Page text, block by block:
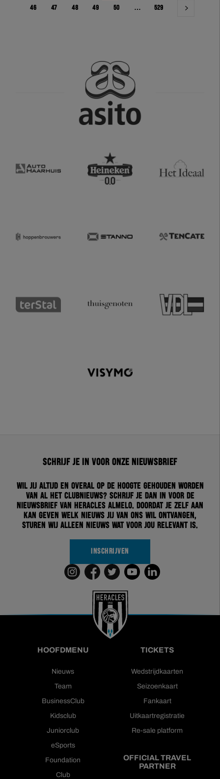
46 47 48 49 50 … 529
Schrijf je in voor onze nieuwsbrief
Wil jij altijd en overal op de hoogte gehouden worden
van al het clubnieuws? Schrijf je dan in voor de
nieuwsbrief van Heracles Almelo. Doordat je zelf aan
kan geven welk nieuws jij van ons wil ontvangen,
sturen wij alleen nieuws wat voor jou relevant is.
INSCHRIJVEN
HOOFDMENU
Nieuws
Team
BusinessClub
Kidsclub
Juniorclub
eSports
Foundation
Club
TICKETS
Wedstrijdkaarten
Seizoenkaart
Fankaart
Uitkaartregistratie
Re-sale platform
OFFICIAL TRAVEL
PARTNER